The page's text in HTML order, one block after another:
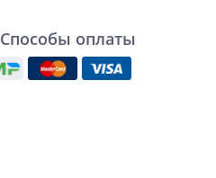
Способы оплаты